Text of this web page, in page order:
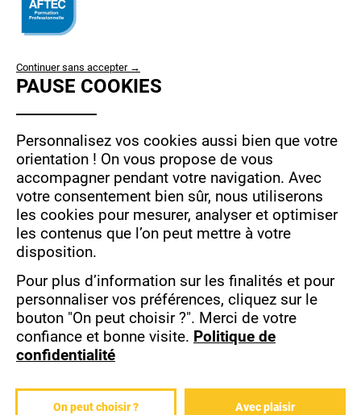
RÉFÉRENT AU
RÉVEIL
MUSCULAIRE
GESTES ET
POSTURES
DÉPARTEMENTS
NOS CENTRES
USE
OF
PERSONAL
DATA
AND
COOKIES
Continuer sans accepter →
PAUSE COOKIES
Personnalisez vos cookies aussi bien que votre
orientation ! On vous propose de vous
accompagner pendant votre navigation. Avec
votre consentement bien sûr, nous utiliserons
les cookies pour mesurer, analyser et optimiser
les contenus que l’on peut mettre à votre
disposition.
Pour plus d’information sur les finalités et pour
personnaliser vos préférences, cliquez sur le
bouton "On peut choisir ?". Merci de votre
confiance et bonne visite. Politique de
confidentialité
On peut choisir ? Avec plaisir